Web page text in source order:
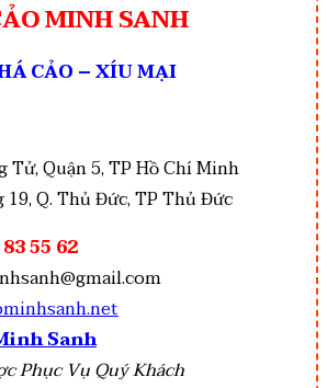
MINH SANH
CẢO – XÍU MẠI
Tử, Quận 5, TP Hồ Chí Minh
Q. Thủ Đức, TP Thủ Đức
55 62
Sanh
Phục Vụ Quý Khách